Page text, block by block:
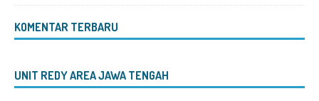
KOMENTAR TERBARU
UNIT REDY AREA JAWA TENGAH